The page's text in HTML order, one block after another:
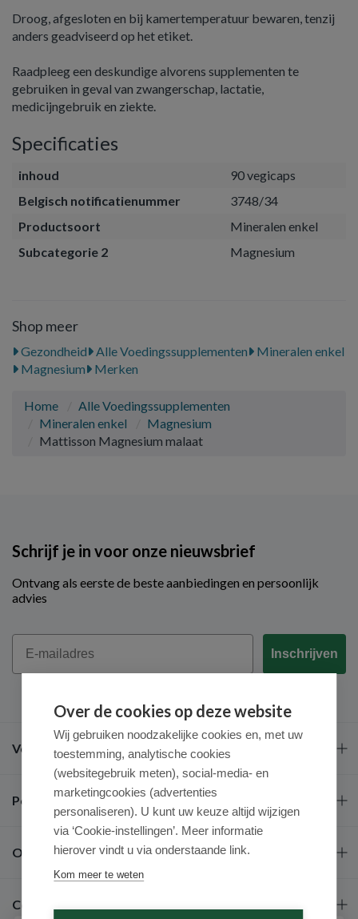
Droog, afgesloten en bij kamertemperatuur bewaren, tenzij
anders geadviseerd op het etiket.
Raadpleeg een deskundige alvorens supplementen te
gebruiken in geval van zwangerschap, lactatie,
medicijngebruik en ziekte.
Specificaties
inhoud
90 vegicaps
Belgisch notificatienummer
3748/34
Productsoort
Mineralen enkel
Subcategorie 2
Magnesium
Shop meer
Gezondheid Alle Voedingssupplementen
Mineralen enkel
Magnesium
Merken
Home
Alle Voedingssupplementen
Mineralen enkel
Magnesium
Mattisson Magnesium malaat
Schrijf je in voor onze nieuwsbrief
Ontvang als eerste de beste aanbiedingen en persoonlijk
advies
Email
Inschrijven
Veel gestelde vragen
Populaire merken
Over ons
Contact
Over de cookies op deze website
Wij gebruiken noodzakelijke cookies en, met uw
toestemming, analytische cookies
(websitegebruik meten), social-media- en
marketingcookies (advertenties
personaliseren). U kunt uw keuze altijd wijzigen
via ‘Cookie-instellingen’. Meer informatie
hierover vindt u via onderstaande link.
Kom meer te weten